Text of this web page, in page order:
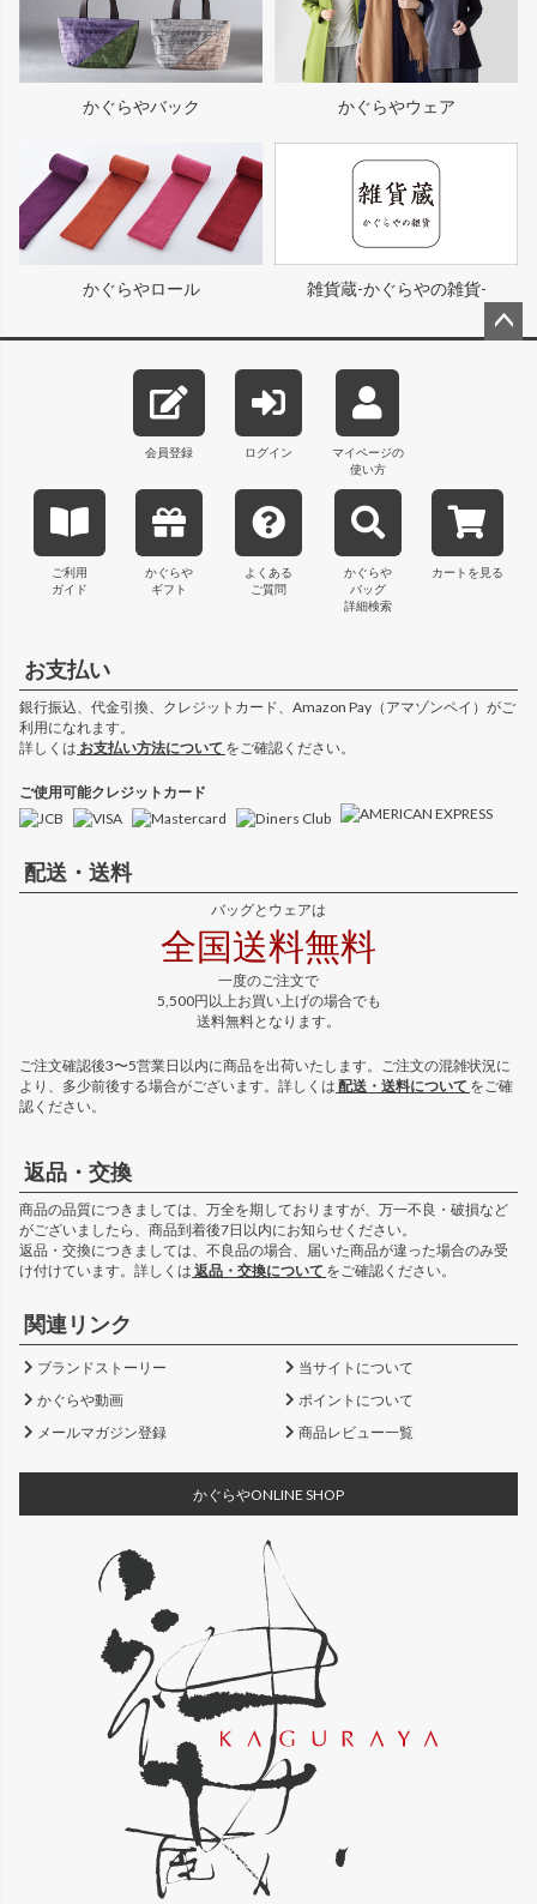
かぐらやバック かぐらやウェア
かぐらやロール 雑貨蔵-かぐらやの雑貨-
会員登録 ログイン
マイページの
使い方
ご利用
ガイド
かぐらや
ギフト
よくある
ご質問
かぐらや
バッグ
詳細検索
カートを見る
お支払い
銀行振込、代金引換、クレジットカード、Amazon Pay（アマゾンペイ）がご
利用になれます。
詳しくは お支払い方法について をご確認ください。
ご使用可能クレジットカード
配送・送料
バッグとウェアは
全国送料無料
一度のご注文で
5,500円以上お買い上げの場合でも
送料無料となります。
ご注文確認後3〜5営業日以内に商品を出荷いたします。ご注文の混雑状況に
より、多少前後する場合がございます。詳しくは 配送・送料について をご確
認ください。
返品・交換
商品の品質につきましては、万全を期しておりますが、万一不良・破損など
がございましたら、商品到着後7日以内にお知らせください。
返品・交換につきましては、不良品の場合、届いた商品が違った場合のみ受
け付けています。詳しくは 返品・交換について をご確認ください。
関連リンク
ブランドストーリー
当サイトについて
かぐらや動画
ポイントについて
メールマガジン登録
商品レビュー一覧
かぐらやONLINE SHOP